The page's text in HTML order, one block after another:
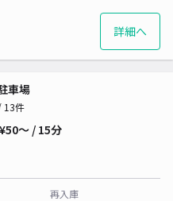
詳細へ
車場
13件
¥50〜 / 15分
再入庫